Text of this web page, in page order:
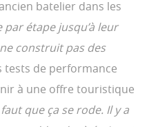
batelier dans les
par étape jusqu’à leur
construit pas des
tests de performance
à une offre touristique
faut que ça se rode. Il y a